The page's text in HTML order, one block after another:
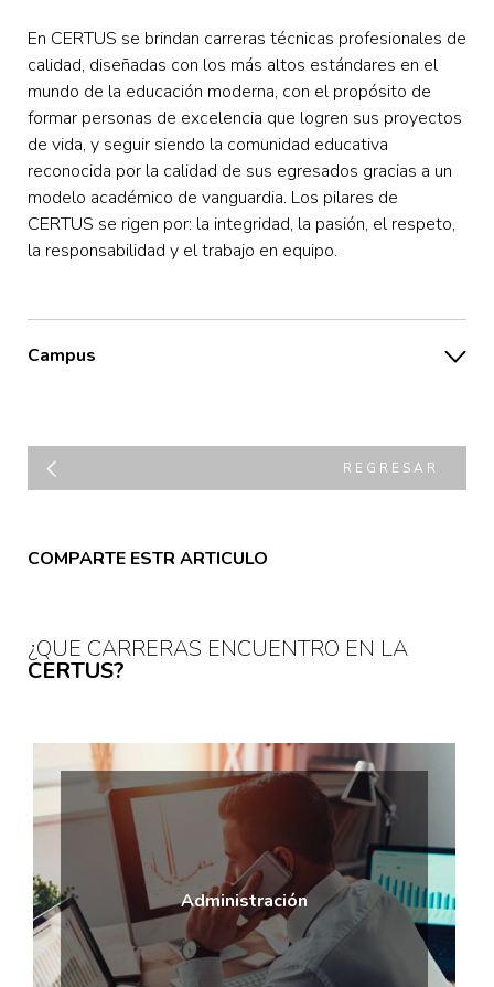
En CERTUS se brindan carreras técnicas profesionales de
calidad, diseñadas con los más altos estándares en el
mundo de la educación moderna, con el propósito de
formar personas de excelencia que logren sus proyectos
de vida, y seguir siendo la comunidad educativa
reconocida por la calidad de sus egresados gracias a un
modelo académico de vanguardia. Los pilares de
CERTUS se rigen por: la integridad, la pasión, el respeto,
la responsabilidad y el trabajo en equipo.
Campus
REGRESAR
COMPARTE ESTR ARTICULO
¿QUE CARRERAS ENCUENTRO EN LA
CERTUS?
Administración